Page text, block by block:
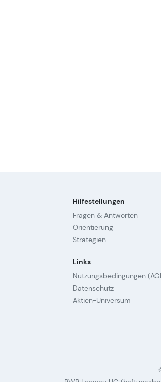
Hilfestellungen
Fragen & Antworten
Orientierung
Strategien
Links
Nutzungsbedingungen
Datenschutz
Aktien-Universum